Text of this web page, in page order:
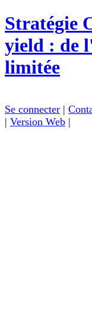
Stratégie
yield : de
limitée
Se connecter |
| Version Web |